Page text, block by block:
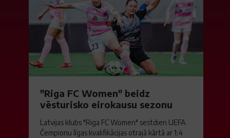
"Riga FC Women" beidz
vēsturisko eirokausu sezonu
Latvijas klubs "Riga FC Women" sestdien UEFA
Čempionu līgas kvalifikācijas otrajā kārtā ar 1:4